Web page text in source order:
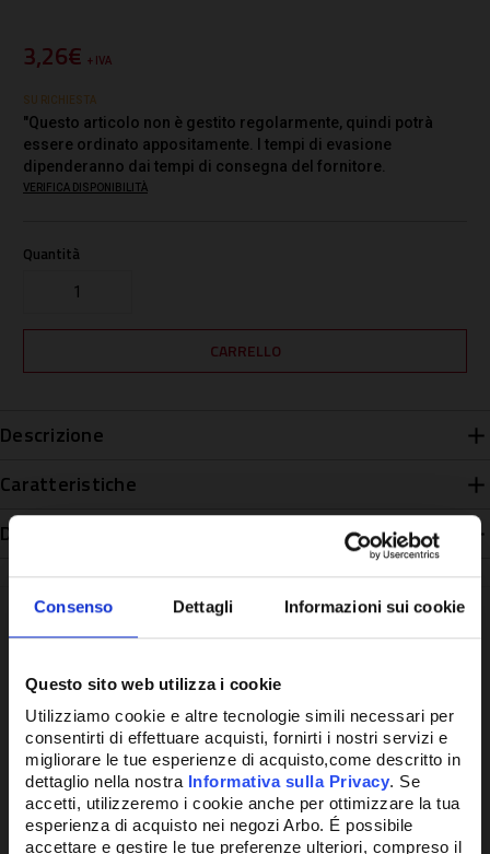
Consenso Dettagli Informazioni sui cookie
Questo sito web utilizza i cookie
Utilizziamo cookie e altre tecnologie simili necessari per
consentirti di effettuare acquisti, fornirti i nostri servizi e
migliorare le tue esperienze di acquisto,come descritto in
dettaglio nella nostra Informativa sulla Privacy. Se
accetti, utilizzeremo i cookie anche per ottimizzare la tua
esperienza di acquisto nei negozi Arbo. É possibile
accettare e gestire le tue preferenze ulteriori, compreso il
3,26€ + IVA
SU RICHIESTA
"Questo articolo non è gestito regolarmente, quindi potrà
essere ordinato appositamente. I tempi di evasione
dipenderanno dai tempi di consegna del fornitore.
VERIFICA DISPONIBILITÀ
Quantità
Descrizione
Caratteristiche
Disponibilità
Potrebbe anche interessarti